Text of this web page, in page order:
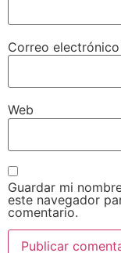
Correo electrónico
Web
Guardar mi
este navegador
comentario.